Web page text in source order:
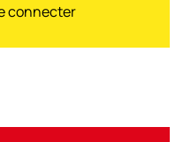
connecter